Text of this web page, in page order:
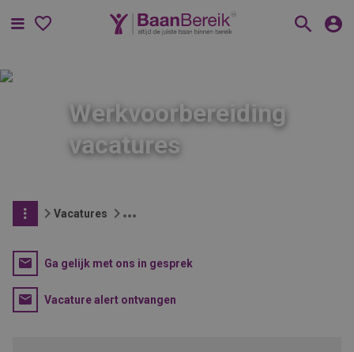
Menu
Werkvoorbereiding
vacatures
Vacatures
Ga gelijk met ons in gesprek
Vacature alert ontvangen